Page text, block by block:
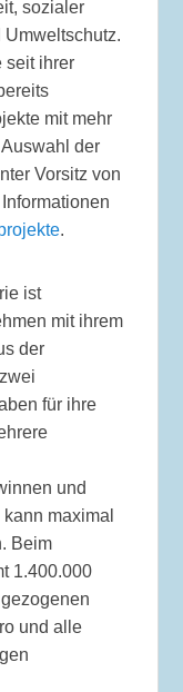
sozialer
seit ihrer
mit mehr
der
Vorsitz von
.
ist
mit ihrem
der
für ihre
und
maximal
Beim
1.400.000
und alle